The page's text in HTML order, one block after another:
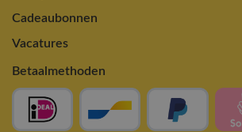
Cadeaubonnen
Vacatures
Betaalmethoden